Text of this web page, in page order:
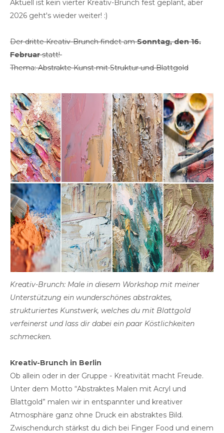
Aktuell ist kein vierter Kreativ-Brunch fest geplant, aber
2026 geht's wieder weiter! :)
Der dritte Kreativ-Brunch findet amSonntag, den 16.
Februarstatt!
Thema: Abstrakte Kunst mit Struktur und Blattgold
Kreativ-Brunch: Male in diesem Workshop mit meiner
Unterstützung ein wunderschönes abstraktes,
strukturiertes Kunstwerk, welches du mit Blattgold
verfeinerst und lass dir dabei ein paar Köstlichkeiten
schmecken.
Kreativ-Brunch in Berlin
Ob allein oder in der Gruppe - Kreativität macht Freude.
Unter dem Motto “Abstraktes Malen mit Acryl und
Blattgold” malen wir in entspannter und kreativer
Atmosphäre ganz ohne Druck ein abstraktes Bild.
Zwischendurch stärkst du dich bei Finger Food und einem